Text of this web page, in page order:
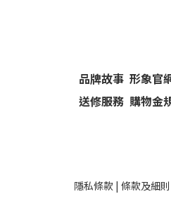
品牌故事 形象官
送修服務 購物金
隱私條款 | 條款及細則